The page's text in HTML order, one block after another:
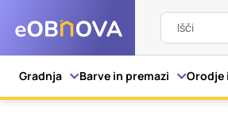
Išči
Gradnja Barve in premazi Orodje